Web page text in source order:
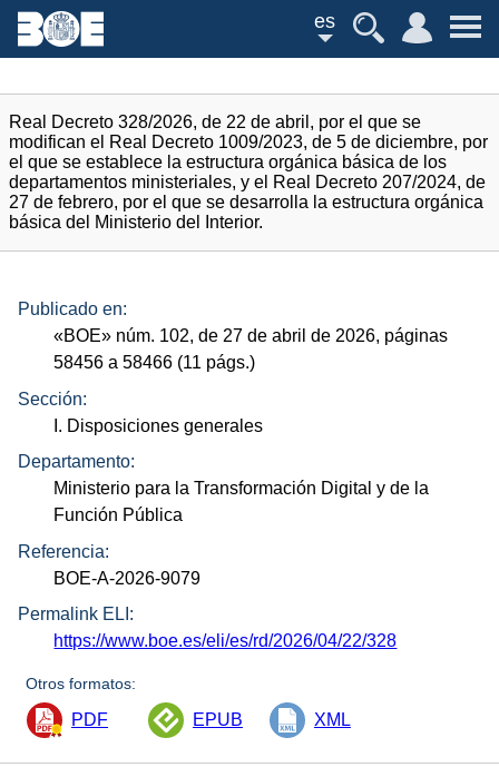
es
Real Decreto 328/2026, de 22 de abril, por el que se
modifican el Real Decreto 1009/2023, de 5 de diciembre, por
el que se establece la estructura orgánica básica de los
departamentos ministeriales, y el Real Decreto 207/2024, de
27 de febrero, por el que se desarrolla la estructura orgánica
básica del Ministerio del Interior.
Publicado en:
«BOE» núm. 102, de 27 de abril de 2026, páginas
58456 a 58466 (11 págs.)
Sección:
I. Disposiciones generales
Departamento:
Ministerio para la Transformación Digital y de la
Función Pública
Referencia:
BOE-A-2026-9079
Permalink ELI:
https://www.boe.es/eli/es/rd/2026/04/22/328
Otros formatos:
PDF EPUB XML